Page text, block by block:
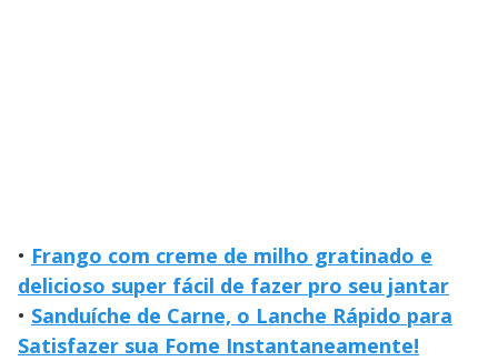
• Frango com creme de milho gratinado e
delicioso super fácil de fazer pro seu jantar
• Sanduíche de Carne, o Lanche Rápido para
Satisfazer sua Fome Instantaneamente!